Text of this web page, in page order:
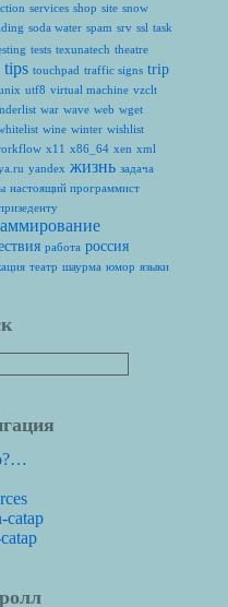
services shop site snow
soda water spam srv ssl task
tests texunatech theatre
tips touchpad traffic signs trip
utf8 virtual machine vzclt
war wave web wget
wine winter wishlist
x11 x86_64 xen xml
yandex жизнь задача
настоящий программист
работа россия
театр шаурма юмор языки
catap